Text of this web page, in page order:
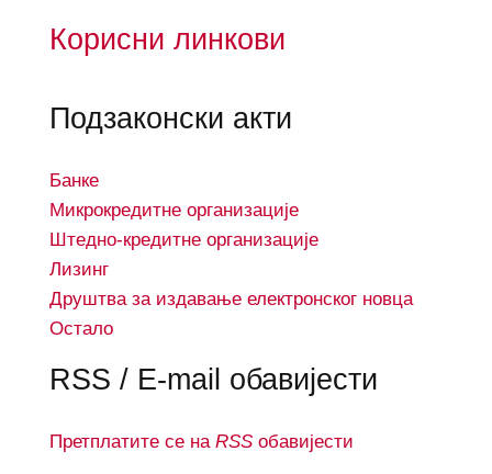
Корисни линкови
Подзаконски акти
Банке
Микрокредитне организације
Штедно-кредитне организације
Лизинг
Друштва за издавање електронског новца
Остало
RSS / E-mail обавијести
Претплатите се на RSSобавијести